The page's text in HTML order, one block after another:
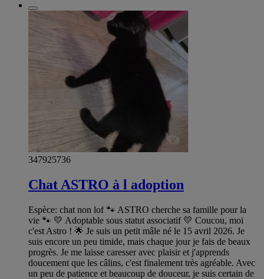
347925736
Chat ASTRO à l adoption
Espèce: chat non lof 🐾 ASTRO cherche sa famille pour la
vie 🐾 💛 Adoptable sous statut associatif 💛 Coucou, moi
c'est Astro ! 🌟 Je suis un petit mâle né le 15 avril 2026. Je
suis encore un peu timide, mais chaque jour je fais de beaux
progrès. Je me laisse caresser avec plaisir et j'apprends
doucement que les câlins, c'est finalement très agréable. Avec
un peu de patience et beaucoup de douceur, je suis certain de